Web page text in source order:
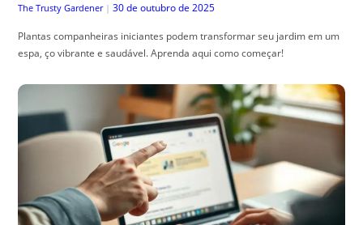
The Trusty Gardener | 30 de outubro de 2025
Plantas companheiras iniciantes podem transformar seu jardim em um
espa, ço vibrante e saudável. Aprenda aqui como começar!